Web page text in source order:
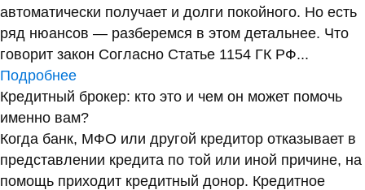
автоматически получает и долги покойного. Но есть
ряд нюансов — разберемся в этом детальнее. Что
говорит закон Согласно Статье 1154 ГК РФ...
Подробнее
Кредитный брокер: кто это и чем он может помочь
именно вам?
Когда банк, МФО или другой кредитор отказывает в
представлении кредита по той или иной причине, на
помощь приходит кредитный донор. Кредитное